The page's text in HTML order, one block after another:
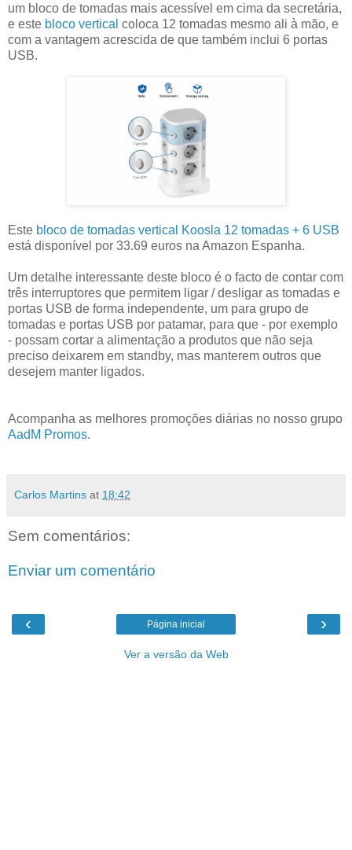
um bloco de tomadas mais acessível em cima da secretária,
e este bloco vertical coloca 12 tomadas mesmo ali à mão, e
com a vantagem acrescida de que também inclui 6 portas
USB.
Este bloco de tomadas vertical Koosla 12 tomadas + 6 USB
está disponível por 33.69 euros na Amazon Espanha.
Um detalhe interessante deste bloco é o facto de contar com
três interruptores que permitem ligar / desligar as tomadas e
portas USB de forma independente, um para grupo de
tomadas e portas USB por patamar, para que - por exemplo
- possam cortar a alimentação a produtos que não seja
preciso deixarem em standby, mas manterem outros que
desejem manter ligados.
Acompanha as melhores promoções diárias no nosso grupo
AadM Promos.
Carlos Martins at 18:42
Sem comentários:
Enviar um comentário
‹ ›
Página inicial
Ver a versão da Web